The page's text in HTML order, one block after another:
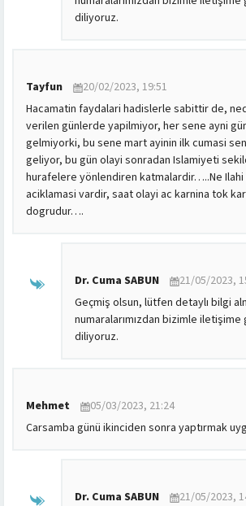
diliyoruz.
Tayfun
20/02/2023, 19:51
Hacamatin faydalari hadislerle sabittir de,
verilen günlerde yapilmiyor, her sene ayni
gelmiyorki, bu sene mart ayinin ilk cumasi
geliyor, bu gün olayi sonradan Islamiyeti
hurafelere yönlendiren katmalardir…..Ne
aciklamasi vardir, saat olayi ac karnina tok
dogrudur….
Dr. Cuma SABUN
21/05/2023,
Geçmiş olsun, lütfen detaylı bilgi
numaralarımızdan bizimle
diliyoruz.
Mehmet
05/03/2023, 21:24
Carsamba günü ikinciden sonra yaptırmak
Dr. Cuma SABUN
21/05/2023,